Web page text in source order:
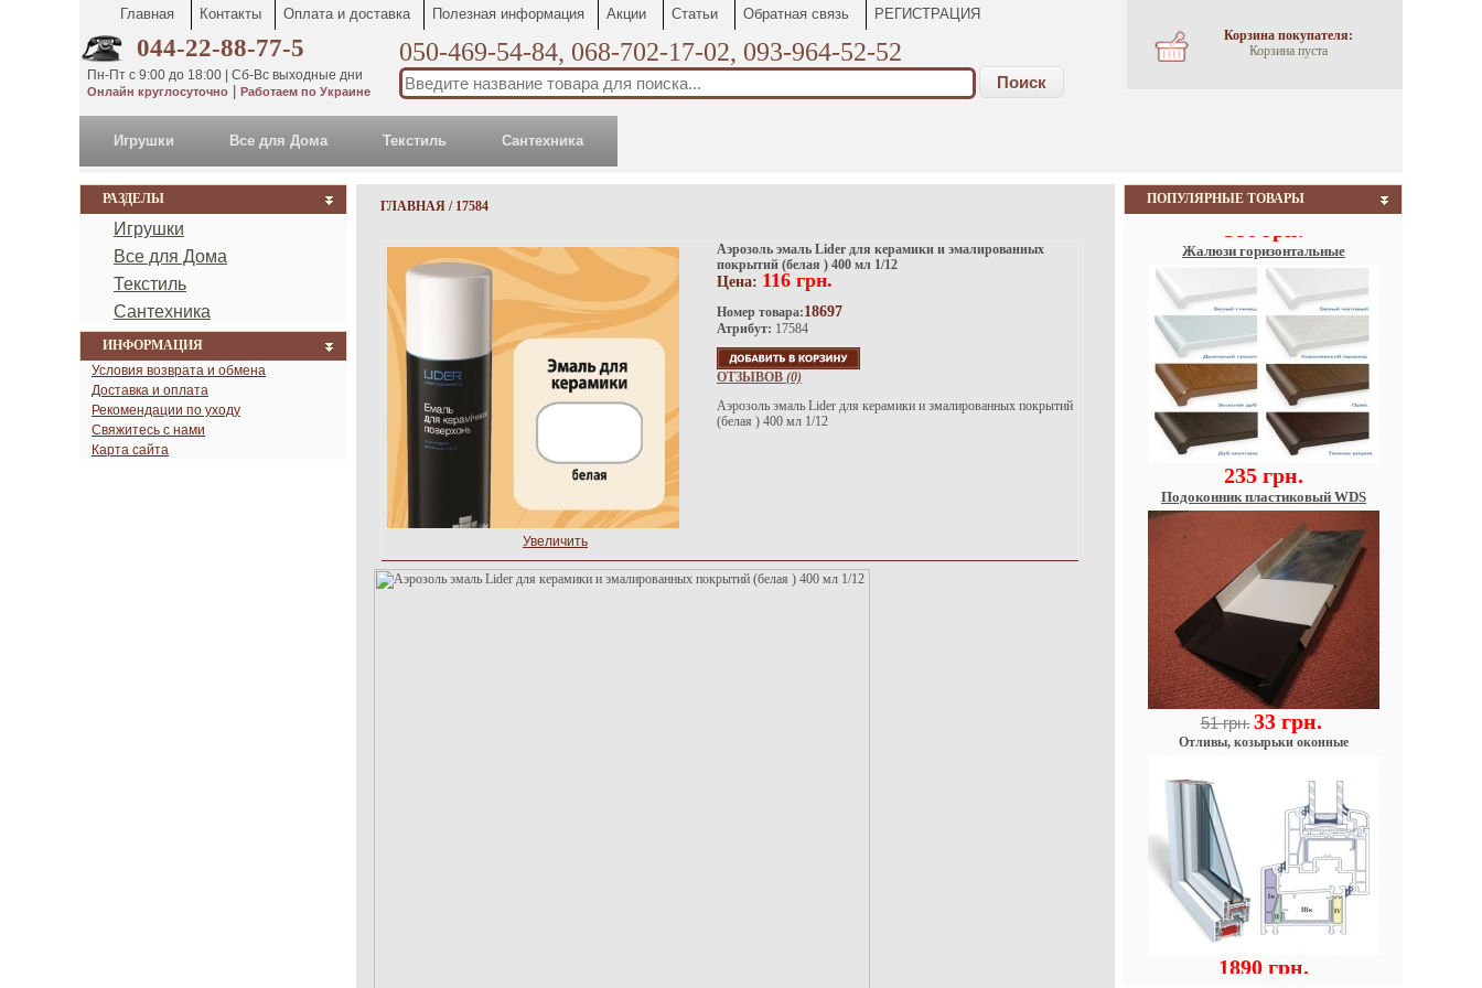
Главная Контакты Оплата и доставка Полезная информация Акции Статьи Обратная связь РЕГИСТРАЦИЯ
Корзина покупателя:
Корзина пуста
044-22-88-77-5
Пн-Пт с 9:00 до 18:00 | Сб-Вс выходные дни
Онлайн круглосуточно Работаем по Украине
050-469-54-84, 068-702-17-02, 093-964-52-52
Поиск
Игрушки Все для Дома Текстиль Сантехника
РАЗДЕЛЫ
Игрушки
Все для Дома
Текстиль
Сантехника
ИНФОРМАЦИЯ
Условия возврата и обмена
Доставка и оплата
Рекомендации по уходу
Свяжитесь с нами
Карта сайта
ГЛАВНАЯ / 17584
Увеличить
Аэрозоль эмаль Lider для керамики и эмалированных
покрытий (белая ) 400 мл 1/12
Цена: 116 грн.
Номер товара:18697
Атрибут: 17584
ОТЗЫВОВ (0)
Аэрозоль эмаль Lider для керамики и эмалированных покрытий
(белая ) 400 мл 1/12
ПОПУЛЯРНЫЕ ТОВАРЫ
386 грн.
алюминиевые ламель 25 мм
235 грн.
Подоконник пластиковый WDS
51 грн.33 грн.
Отливы, козырьки оконные
1890 грн.
Окно металлопластиковое OPEN
TECK 4 камеры (Украина)